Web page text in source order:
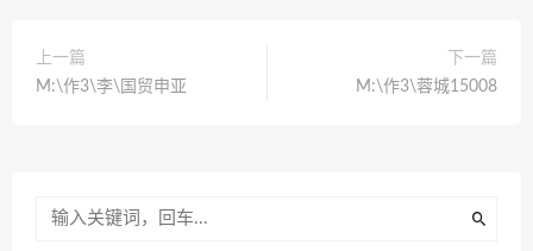
上一篇
M:\作3\李\国贸申亚
下一篇
M:\作3\蓉城15008